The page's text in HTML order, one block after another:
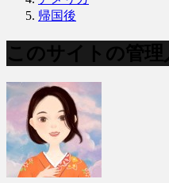
帰国後
このサイトの管理